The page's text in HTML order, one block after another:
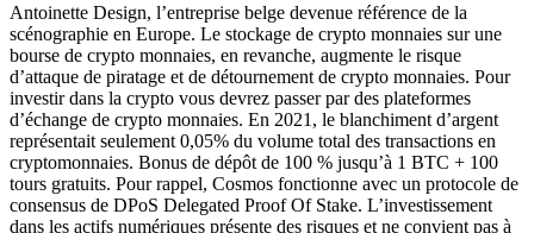
Antoinette Design, l’entreprise belge devenue référence de la
scénographie en Europe. Le stockage de crypto monnaies sur une
bourse de crypto monnaies, en revanche, augmente le risque
d’attaque de piratage et de détournement de crypto monnaies. Pour
investir dans la crypto vous devrez passer par des plateformes
d’échange de crypto monnaies. En 2021, le blanchiment d’argent
représentait seulement 0,05% du volume total des transactions en
cryptomonnaies. Bonus de dépôt de 100 % jusqu’à 1 BTC + 100
tours gratuits. Pour rappel, Cosmos fonctionne avec un protocole de
consensus de DPoS Delegated Proof Of Stake. L’investissement
dans les actifs numériques présente des risques et ne convient pas à